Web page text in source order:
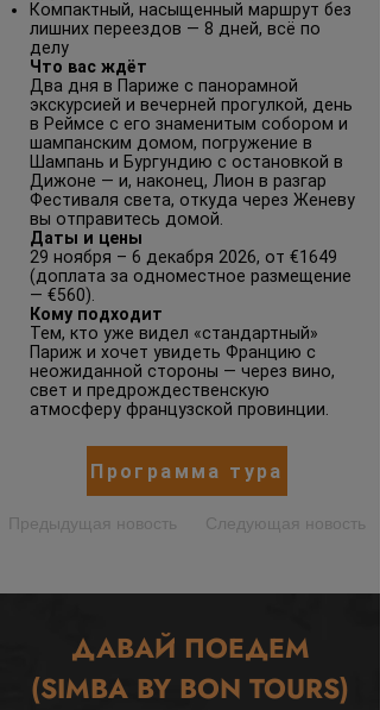
Компактный, насыщенный маршрут без
лишних переездов — 8 дней, всё по
делу
Что вас ждёт
Два дня в Париже с панорамной
экскурсией и вечерней прогулкой, день
в Реймсе с его знаменитым собором и
шампанским домом, погружение в
Шампань и Бургундию с остановкой в
Дижоне — и, наконец, Лион в разгар
Фестиваля света, откуда через Женеву
вы отправитесь домой.
Даты и цены
29 ноября – 6 декабря 2026, от €1649
(доплата за одноместное размещение
— €560).
Кому подходит
Тем, кто уже видел «стандартный»
Париж и хочет увидеть Францию с
неожиданной стороны — через вино,
свет и предрождественскую
атмосферу французской провинции.
Программа тура
Предыдущая новость Следующая новость
ДАВАЙ ПОЕДЕМ
(SIMBA BY BON TOURS)